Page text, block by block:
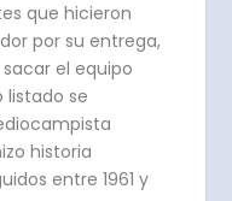
que hicieron
por su entrega,
el equipo
listado se
historia
entre 1961 y